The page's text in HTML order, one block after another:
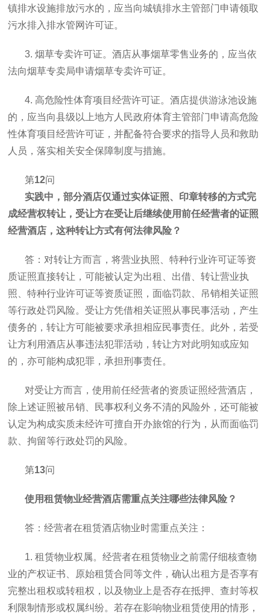
镇排水设施排放污水的，应当向城镇排水主管部门申请领取
污水排入排水管网许可证。
3. 烟草专卖许可证。酒店从事烟草零售业务的，应当依
法向烟草专卖局申请烟草专卖许可证。
4. 高危险性体育项目经营许可证。酒店提供游泳池设施
的，应当向县级以上地方人民政府体育主管部门申请高危险
性体育项目经营许可证，并配备符合要求的指导人员和救助
人员，落实相关安全保障制度与措施。
第12问
实践中，部分酒店仅通过实体证照、印章转移的方式完
成经营权转让，受让方在受让后继续使用前任经营者的证照
经营酒店，这种转让方式有何法律风险？
答：对转让方而言，将营业执照、特种行业许可证等资
质证照直接转让，可能被认定为出租、出借、转让营业执
照、特种行业许可证等资质证照，面临罚款、吊销相关证照
等行政处罚风险。受让方凭借相关证照从事民事活动，产生
债务的，转让方可能被要求承担相应民事责任。此外，若受
让方利用酒店从事违法犯罪活动，转让方对此明知或应知
的，亦可能构成犯罪，承担刑事责任。
对受让方而言，使用前任经营者的资质证照经营酒店，
除上述证照被吊销、民事权利义务不清的风险外，还可能被
认定为构成实质未经许可擅自开办旅馆的行为，从而面临罚
款、拘留等行政处罚的风险。
第13问
使用租赁物业经营酒店需重点关注哪些法律风险？
答：经营者在租赁酒店物业时需重点关注：
1. 租赁物业权属。经营者在租赁物业之前需仔细核查物
业的产权证书、原始租赁合同等文件，确认出租方是否享有
完整出租权或转租权，以及物业上是否存在抵押、查封等权
利限制情形或权属纠纷。若存在影响物业租赁使用的情形，